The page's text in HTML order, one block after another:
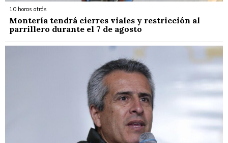
10 horas atrás
Montería tendrá cierres viales y restricción al
parrillero durante el 7 de agosto